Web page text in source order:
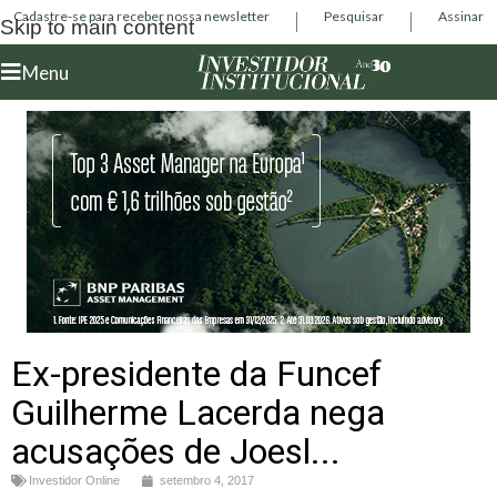
Skip to main content
Cadastre-se para receber nossa newsletter Pesquisar Assinar
Menu
Ex-presidente da Funcef
Guilherme Lacerda nega
acusações de Joesl...
Investidor Online setembro 4, 2017